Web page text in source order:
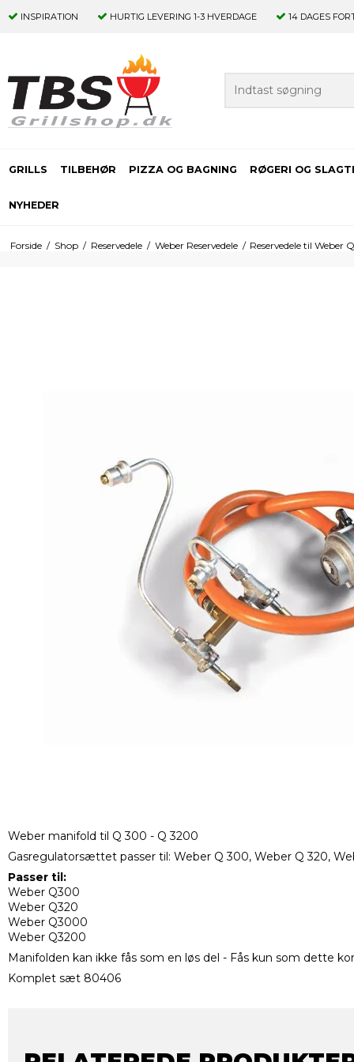
INSPIRATION HURTIG LEVERING 1-3 HVERDAGE 14 DAGES
GRILLS TILBEHØR PIZZA OG BAGNING RØGERI OG
NYHEDER
Forside / Shop / Reservedele / Weber Reservedele / Reservedele til Weber
Weber manifold til Q 300 - Q 3200
Gasregulatorsættet passer til: Weber Q 300, Weber Q 320,
Passer til:
Weber Q300
Weber Q320
Weber Q3000
Weber Q3200
Manifolden kan ikke fås som en løs del - Fås kun som dette
Komplet sæt 80406